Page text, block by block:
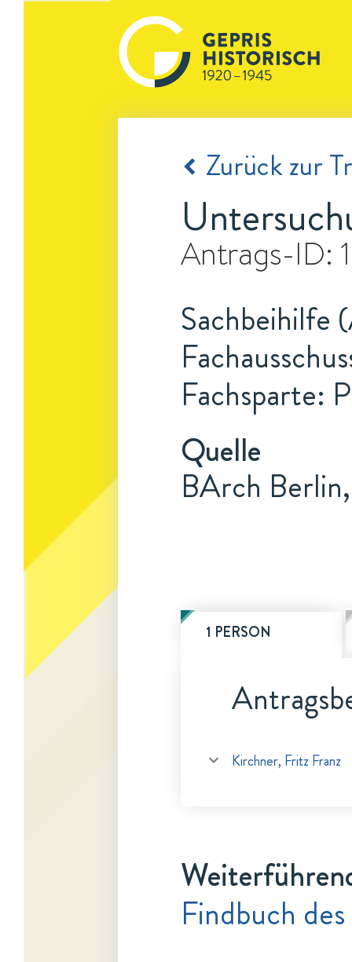
Zurück zur
Antrags-ID:
Sachbeihilfe
Fachsparte:
Quelle
BArch
1 PERSON
Kirchner, Fritz Franz
Findbuch